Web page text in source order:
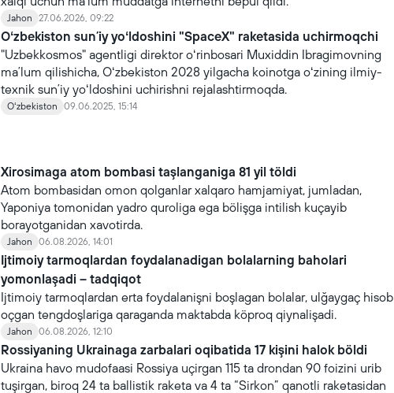
Jahon 27.06.2026, 09:22
Oʻzbekiston sunʼiy yoʻldoshini "SpaceX" raketasida uchirmoqchi
"Uzbekkosmos" agentligi direktor oʻrinbosari Muxiddin Ibragimovning
maʼlum qilishicha, Oʻzbekiston 2028 yilgacha koinotga oʻzining ilmiy-
texnik sunʼiy yoʻldoshini uchirishni rejalashtirmoqda.
Oʻzbekiston 09.06.2025, 15:14
Xirosimaga atom bombasi taşlanganiga 81 yil töldi
Atom bombasidan omon qolganlar xalqaro hamjamiyat, jumladan,
Yaponiya tomonidan yadro quroliga ega bölişga intilish kuçayib
borayotganidan xavotirda.
Jahon 06.08.2026, 14:01
Ijtimoiy tarmoqlardan foydalanadigan bolalarning baholari
yomonlaşadi – tadqiqot
Ijtimoiy tarmoqlardan erta foydalanişni boşlagan bolalar, ulğaygaç hisob
oçgan tengdoşlariga qaraganda maktabda köproq qiynalişadi.
Jahon 06.08.2026, 12:10
Rossiyaning Ukrainaga zarbalari oqibatida 17 kişini halok böldi
Ukraina havo mudofaasi Rossiya uçirgan 115 ta drondan 90 foizini urib
tuşirgan, biroq 24 ta ballistik raketa va 4 ta “Sirkon” qanotli raketasidan